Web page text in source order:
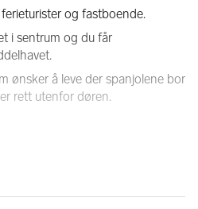
og fastboende.
i sentrum og du får
ønsker å leve der spanjolene bor
rett utenfor døren.
provinsen i regionen Comunidad
beskrivelsen har kun en visuell